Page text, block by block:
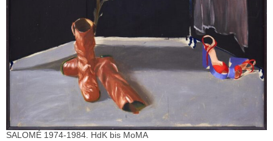
SALOMÉ 1974-1984. HdK bis MoMA